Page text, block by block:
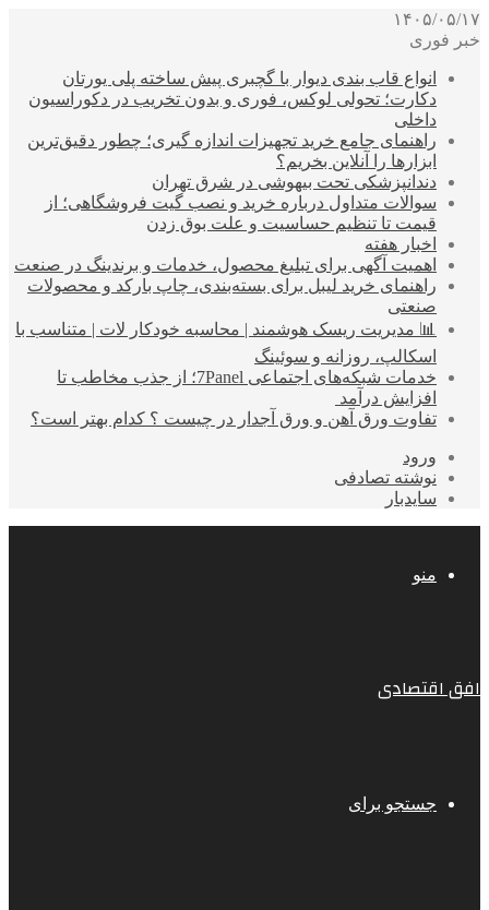
۱۴۰۵/۰۵/۱۷
خبر فوری
انواع قاب بندی دیوار با گچبری پیش ساخته پلی یورتان
دکارت؛ تحولی لوکس، فوری و بدون تخریب در دکوراسیون
داخلی
راهنمای جامع خرید تجهیزات اندازه گیری؛ چطور دقیق‌ترین
ابزارها را آنلاین بخریم؟
دندانپزشکی تحت بیهوشی در شرق تهران
سوالات متداول درباره خرید و نصب گیت فروشگاهی؛ از
قیمت تا تنظیم حساسیت و علت بوق زدن
اخبار هفته
اهمیت آگهی برای تبلیغ محصول، خدمات و برندینگ در صنعت
راهنمای خرید لیبل برای بسته‌بندی، چاپ بارکد و محصولات
صنعتی
📊 مدیریت ریسک هوشمند | محاسبه خودکار لات | متناسب با
اسکالپ، روزانه و سوئینگ
خدمات شبکه‌های اجتماعی 7Panel؛ از جذب مخاطب تا
افزایش درآمد
تفاوت ورق آهن و ورق آجدار در چیست ؟ کدام بهتر است؟
ورود
نوشته تصادفی
سایدبار
منو
افق اقتصادی
جستجو برای